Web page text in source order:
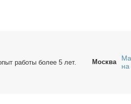
ра­бо­ты бо­лее 5 лет.
Москва